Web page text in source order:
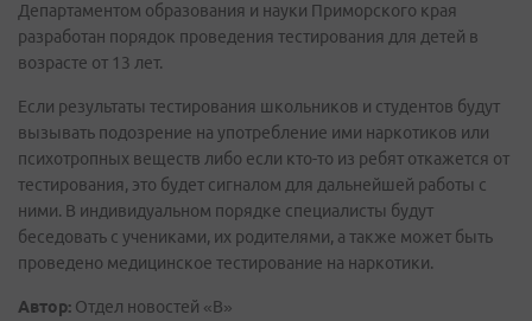
Департаментом образования и науки Приморского края
разработан порядок проведения тестирования для детей в
возрасте от 13 лет.
Если результаты тестирования школьников и студентов будут
вызывать подозрение на употребление ими наркотиков или
психотропных веществ либо если кто-то из ребят откажется от
тестирования, это будет сигналом для дальнейшей работы с
ними. В индивидуальном порядке специалисты будут
беседовать с учениками, их родителями, а также может быть
проведено медицинское тестирование на наркотики.
Автор: Отдел новостей «В»